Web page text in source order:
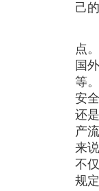
己
点
国
等
安
还
产
来
不
规